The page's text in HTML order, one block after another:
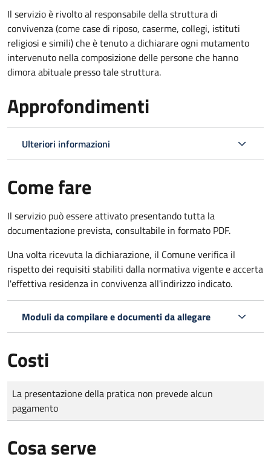
Il servizio è rivolto al responsabile della struttura di
convivenza (come case di riposo, caserme, collegi, istituti
religiosi e simili) che è tenuto a dichiarare ogni mutamento
intervenuto nella composizione delle persone che hanno
dimora abituale presso tale struttura.
Approfondimenti
Ulteriori informazioni
Come fare
Il servizio può essere attivato presentando tutta la
documentazione prevista, consultabile in formato PDF.
Una volta ricevuta la dichiarazione, il Comune verifica il
rispetto dei requisiti stabiliti dalla normativa vigente e accerta
l'effettiva residenza in convivenza all'indirizzo indicato.
Moduli da compilare e documenti da allegare
Costi
Tipo di pagamento
Importo
La presentazione della pratica non prevede alcun
pagamento
Cosa serve